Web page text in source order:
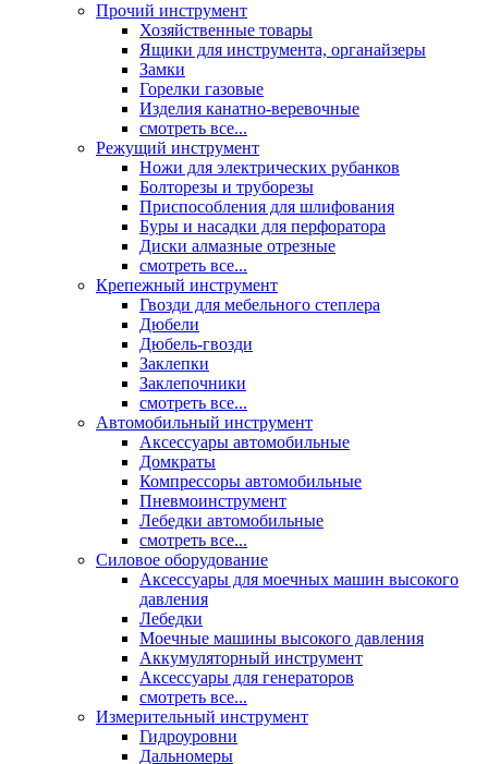
Прочий инструмент
Хозяйственные товары
Ящики для инструмента, органайзеры
Замки
Горелки газовые
Изделия канатно-веревочные
смотреть все...
Режущий инструмент
Ножи для электрических рубанков
Болторезы и труборезы
Приспособления для шлифования
Буры и насадки для перфоратора
Диски алмазные отрезные
смотреть все...
Крепежный инструмент
Гвозди для мебельного степлера
Дюбели
Дюбель-гвозди
Заклепки
Заклепочники
смотреть все...
Автомобильный инструмент
Аксессуары автомобильные
Домкраты
Компрессоры автомобильные
Пневмоинструмент
Лебедки автомобильные
смотреть все...
Силовое оборудование
Аксессуары для моечных машин высокого
давления
Лебедки
Моечные машины высокого давления
Аккумуляторный инструмент
Аксессуары для генераторов
смотреть все...
Измерительный инструмент
Гидроуровни
Дальномеры